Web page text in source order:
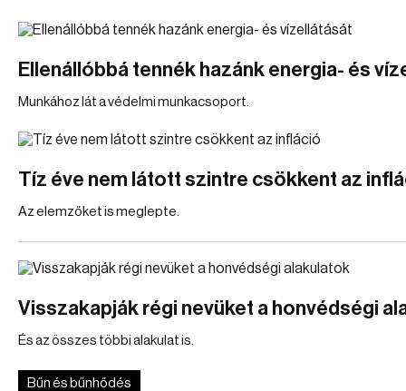
Ellenállóbbá tennék hazánk energia- és
Munkához lát a védelmi munkacsoport.
Tíz éve nem látott szintre csökkent az
Az elemzőket is meglepte.
Visszakapják régi nevüket a honvédségi
És az összes többi alakulat is.
Bűn és bűnhődés